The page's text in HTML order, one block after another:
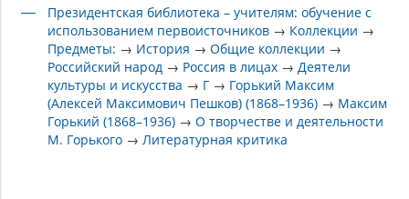
Президентская библиотека – учителям: обучение с
использованием первоисточников → Коллекции →
Предметы: → История →Общие коллекции →
Российский народ → Россия в лицах →Деятели
культуры и искусства → Г → Горький Максим
(Алексей Максимович Пешков) (1868–1936) → Максим
Горький (1868–1936) →О творчестве и деятельности
М. Горького →Литературная критика